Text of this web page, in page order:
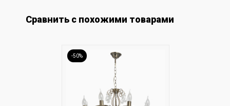
Сравнить с похожими товарами
-50%